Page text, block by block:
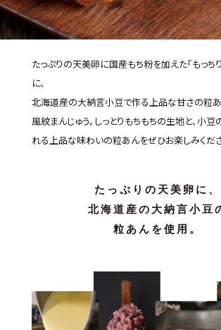
たっぷりの天美卵に国産もち粉を加えた「もっち
に、
北海道産の大納言小豆で作る上品な甘さの粒あ
風紋まんじゅう。 しっとりもちもちの生地と、小
れる上品な味わいの粒あんをぜひお楽しみくださ
たっぷりの天美卵に、
北海道産の大納言小豆
粒あんを使用。